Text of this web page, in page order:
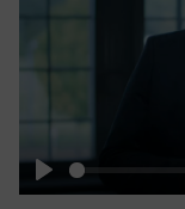
Play